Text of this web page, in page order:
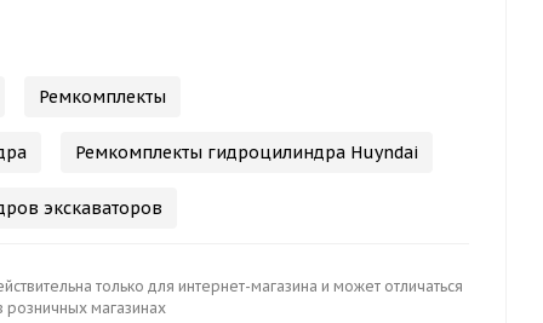
Ремкомплекты
Ремкомплекты гидроцилиндра Huyndai
экскаваторов
только для интернет-магазина и может отличаться
розничных магазинах